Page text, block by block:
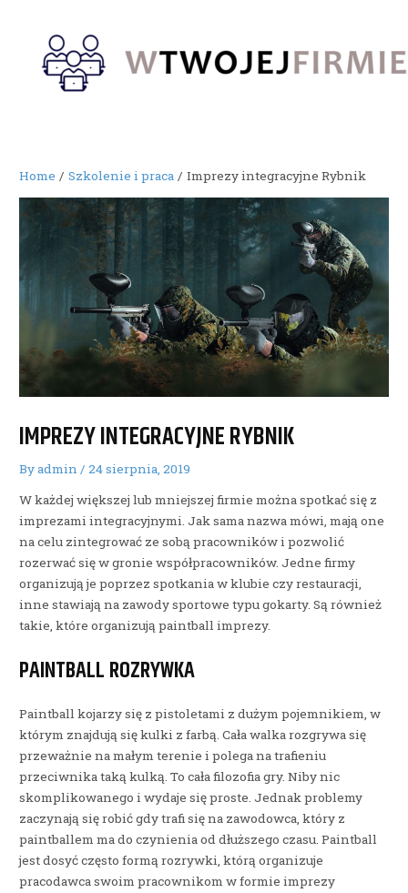
content
Home Szkolenie i praca Imprezy integracyjne Rybnik
IMPREZY INTEGRACYJNE RYBNIK
Byadmin/24 sierpnia, 2019
W każdej większej lub mniejszej firmie można spotkać się z
imprezami integracyjnymi. Jak sama nazwa mówi, mają one
na celu zintegrować ze sobą pracowników i pozwolić
rozerwać się w gronie współpracowników. Jedne firmy
organizują je poprzez spotkania w klubie czy restauracji,
inne stawiają na zawody sportowe typu gokarty. Są również
takie, które organizują paintball imprezy.
PAINTBALL ROZRYWKA
Paintball kojarzy się z pistoletami z dużym pojemnikiem, w
którym znajdują się kulki z farbą. Cała walka rozgrywa się
przeważnie na małym terenie i polega na trafieniu
przeciwnika taką kulką. To cała filozofia gry. Niby nic
skomplikowanego i wydaje się proste. Jednak problemy
zaczynają się robić gdy trafi się na zawodowca, który z
paintballem ma do czynienia od dłuższego czasu. Paintball
jest dosyć często formą rozrywki, którą organizuje
pracodawca swoim pracownikom w formie imprezy